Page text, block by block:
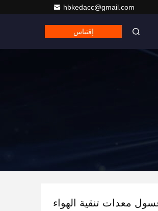
hbkedacc@gmail.com
إقتباس
معدات تنقية الهواء